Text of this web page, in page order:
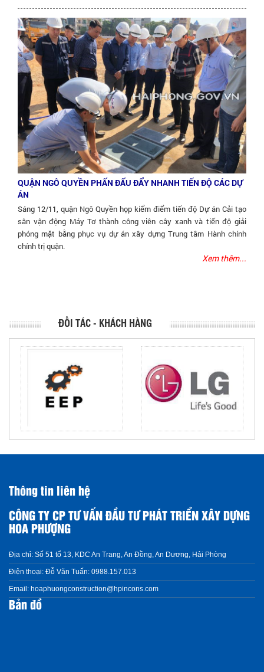
QUẬN NGÔ QUYỀN PHẤN ĐẤU ĐẨY NHANH TIẾN ĐỘ CÁC DỰ
ÁN
Sáng 12/11, quận Ngô Quyền họp kiểm điểm tiến độ Dự án Cải tạo
sân vận động Máy Tơ thành công viên cây xanh và tiến độ giải
phóng mặt bằng phục vụ dự án xây dựng Trung tâm Hành chính
chính trị quận.
Xem thêm...
ĐỐI TÁC - KHÁCH HÀNG
Thông tin liên hệ
CÔNG TY CP TƯ VẤN ĐẦU TƯ PHÁT TRIỂN XÂY DỰNG
HOA PHƯỢNG
Địa chỉ: Số 51 tổ 13, KDC An Trang, An Đồng, An Dương, Hải Phòng
Điện thoại: Đỗ Văn Tuấn: 0988.157.013
Email: hoaphuongconstruction@hpincons.com
Bản đồ